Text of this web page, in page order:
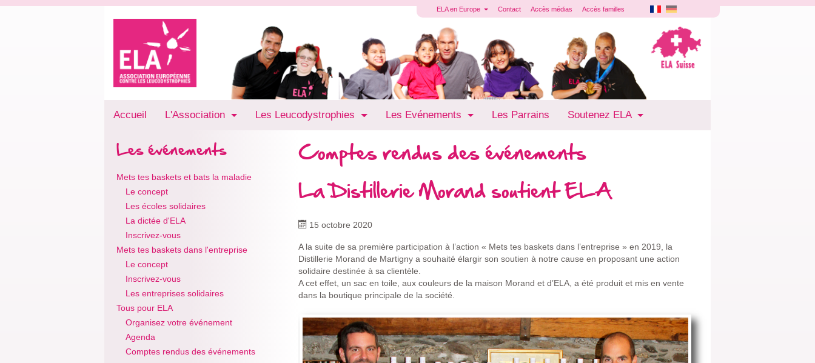
ELA en Europe Contact Accès médias Accès familles
Accueil L'Association Les Leucodystrophies Les Evénements Les Parrains Soutenez ELA
Les événements
Mets tes baskets et bats la maladie
Le concept
Les écoles solidaires
La dictée d'ELA
Inscrivez-vous
Mets tes baskets dans l'entreprise
Le concept
Inscrivez-vous
Les entreprises solidaires
Tous pour ELA
Organisez votre événement
Agenda
Comptes rendus des événements
Comptes rendus des événements
La Distillerie Morand soutient ELA
15 octobre 2020
A la suite de sa première participation à l’action « Mets tes baskets dans l’entreprise » en 2019, la
Distillerie Morand de Martigny a souhaité élargir son soutien à notre cause en proposant une action
solidaire destinée à sa clientèle.
A cet effet, un sac en toile, aux couleurs de la maison Morand et d’ELA, a été produit et mis en vente
dans la boutique principale de la société.